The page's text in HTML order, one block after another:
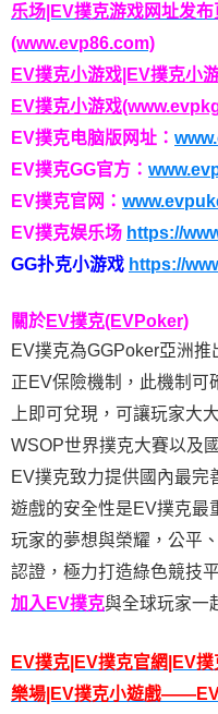
乐场|EV撲克游戏网址发
(www.evp86.com)
EV撲克小游戏|EV撲克
EV撲克小游戏
EV撲克电脑版网址：
EV撲克GG官方：
EV撲克官网：
EV撲克娱乐场 https://
GG扑克小游戏 https://
關於EV撲克(EVPoker)
EV撲克為GGPoker亞洲
正EV保險機制，此機制可
上即可兌現，可讓玩家大
WSOP世界撲克大賽以及
EV撲克致力提供國內最完
遊戲的安全性是EV撲克最
玩家的夢想與榮耀，公平
認證，極力打造綠色競技
加入EV撲克與全球玩家一
EV撲克|EV撲克官網|EV
樂場|EV撲克小遊戲